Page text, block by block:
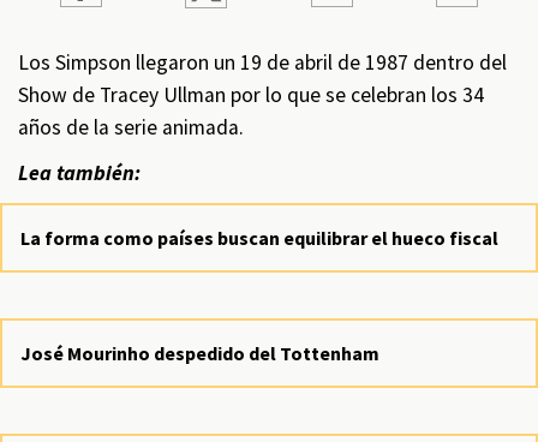
Los Simpson llegaron un 19 de abril de 1987 dentro del
Show de Tracey Ullman por lo que se celebran los 34
años de la serie animada.
Lea también:
La forma como países buscan equilibrar el hueco fiscal
José Mourinho despedido del Tottenham